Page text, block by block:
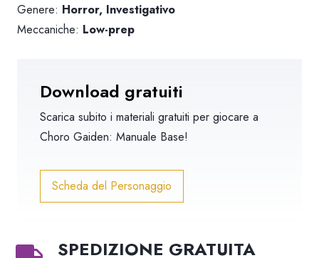
Genere: Horror, Investigativo
Meccaniche: Low-prep
Download gratuiti
Scarica subito i materiali gratuiti per giocare a
Choro Gaiden: Manuale Base!
Scheda del Personaggio
SPEDIZIONE GRATUITA